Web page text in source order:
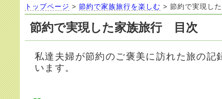
トップページ > 節約で家族旅行を楽しむ > 節約で実現し
節約で実現した家族旅行 目次
私達夫婦が節約のご褒美に訪れた旅の記
います。